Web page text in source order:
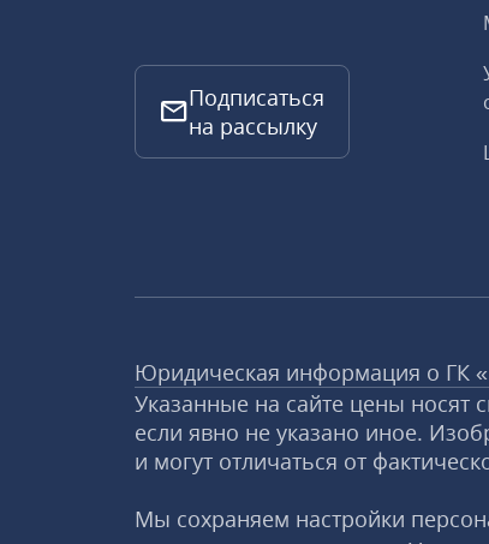
Подписаться
на рассылку
Юридическая информация о ГК
Указанные на сайте цены носят
если явно не указано иное.
и могут отличаться от
Мы сохраняем настройки